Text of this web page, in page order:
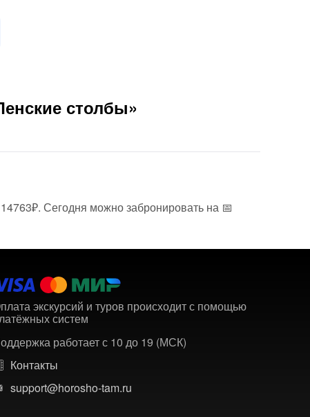
столбы»
Сегодня можно забронировать на 📅
экскурсий и туров происходит с помощью
систем
работает с 10 до 19 (МСК)
Контакты
support@horosho-tam.ru